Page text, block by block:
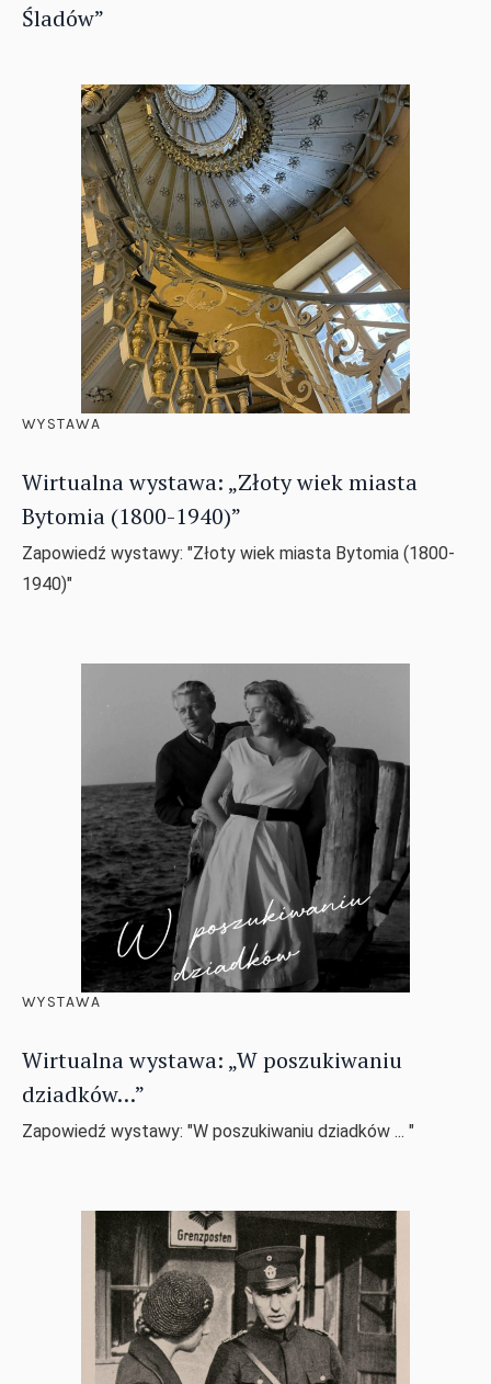
Śladów”
WYSTAWA
Wirtualna wystawa: „Złoty wiek miasta
Bytomia (1800-1940)”
Zapowiedź wystawy: "Złoty wiek miasta Bytomia (1800-
1940)"
WYSTAWA
Wirtualna wystawa: „W poszukiwaniu
dziadków…”
Zapowiedź wystawy: "W poszukiwaniu dziadków ... "